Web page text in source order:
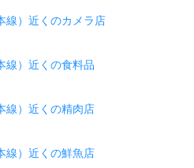
線）近くのカメラ店
線）近くの食料品
線）近くの精肉店
線）近くの鮮魚店